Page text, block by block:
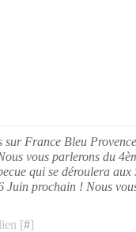
sur France Bleu
vous parlerons du
qui se déroulera aux
Juin prochain ! Nous
[#]